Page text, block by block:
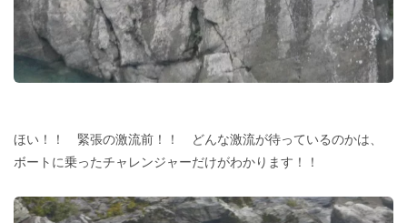
ほい！！ 緊張の激流前！！ どんな激流が待っているのかは、
ボートに乗ったチャレンジャーだけがわかります！！